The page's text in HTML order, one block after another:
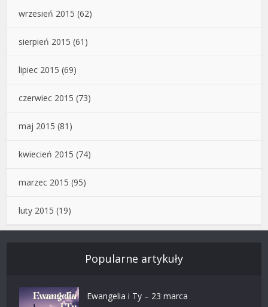
wrzesień 2015 (62)
sierpień 2015 (61)
lipiec 2015 (69)
czerwiec 2015 (73)
maj 2015 (81)
kwiecień 2015 (74)
marzec 2015 (95)
luty 2015 (19)
Popularne artykuły
Ewangelia i Ty – 23 marca